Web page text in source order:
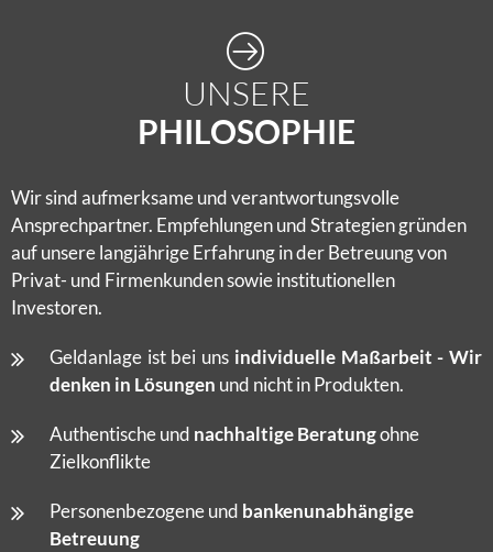
UNSERE
PHILOSOPHIE
Wir sind aufmerksame und verantwortungsvolle
Ansprechpartner. Empfehlungen und Strategien gründen
auf unsere langjährige Erfahrung in der Betreuung von
Privat- und Firmenkunden sowie institutionellen
Investoren.
Geldanlage ist bei uns individuelle Maßarbeit - Wir
denken in Lösungen und nicht in Produkten.
Authentische und nachhaltige Beratungohne
Zielkonflikte
Personenbezogene und bankenunabhängige
Betreuung